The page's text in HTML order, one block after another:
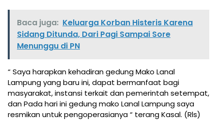
Baca juga: Keluarga Korban Histeris Karena
Sidang Ditunda, Dari Pagi Sampai Sore
Menunggu di PN
“ Saya harapkan kehadiran gedung Mako Lanal
Lampung yang baru ini, dapat bermanfaat bagi
masyarakat, instansi terkait dan pemerintah setempat,
dan Pada hari ini gedung mako Lanal Lampung saya
resmikan untuk pengoperasianya “ terang Kasal. (Rls)